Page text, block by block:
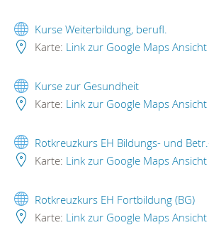
Kurse Weiterbildung, berufl.
Karte: Link zur Google Maps Ansicht
Kurse zur Gesundheit
Karte: Link zur Google Maps Ansicht
Rotkreuzkurs EH Bildungs- und
Karte: Link zur Google Maps Ansicht
Rotkreuzkurs EH Fortbildung (BG)
Karte: Link zur Google Maps Ansicht